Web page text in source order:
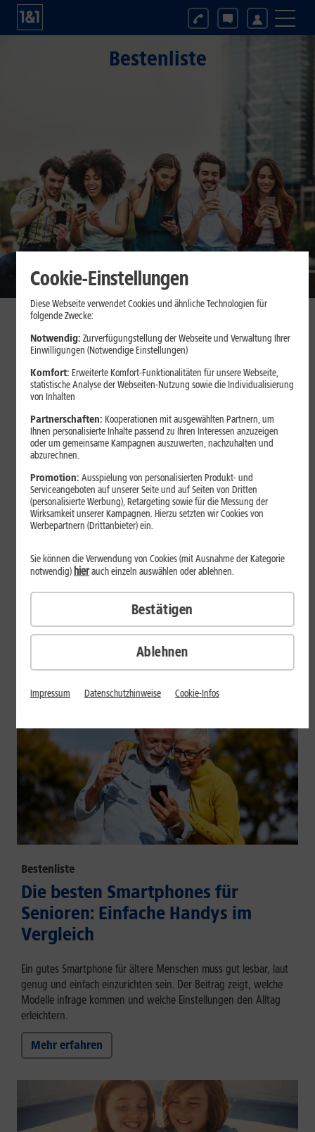
Bestenliste
Bestenliste
Smartphones mit langer
Akkulaufzeit 2026: Diese Modelle
halten im Alltag besonders lange
durch
Smartphones mit langer Akkulaufzeit sind 2026 gefragter denn
je. Der Artikel zeigt Modelle, die besonders lange durchhalten,
erklärt die wichtigsten Einflussfaktoren und vergleicht Geräte mit
großem Akku und hoher Energieeffizienz.
Mehr erfahren
Bestenliste
Die besten Smartphones für
Senioren: Einfache Handys im
Vergleich
Ein gutes Smartphone für ältere Menschen muss gut lesbar, laut
genug und einfach einzurichten sein. Der Beitrag zeigt, welche
Modelle infrage kommen und welche Einstellungen den Alltag
erleichtern.
Mehr erfahren
Cookie-Einstellungen
Diese Webseite verwendet Cookies und ähnliche Technologien für
folgende Zwecke:
Notwendig: Zurverfügungstellung der Webseite und Verwaltung Ihrer
Einwilligungen (Notwendige Einstellungen)
Komfort: Erweiterte Komfort-Funktionalitäten für unsere Webseite,
statistische Analyse der Webseiten-Nutzung sowie die Individualisierung
von Inhalten
Partnerschaften: Kooperationen mit ausgewählten Partnern, um
Ihnen personalisierte Inhalte passend zu Ihren Interessen anzuzeigen
oder um gemeinsame Kampagnen auszuwerten, nachzuhalten und
abzurechnen.
Promotion: Ausspielung von personalisierten Produkt- und
Serviceangeboten auf unserer Seite und auf Seiten von Dritten
(personalisierte Werbung), Retargeting sowie für die Messung der
Wirksamkeit unserer Kampagnen. Hierzu setzten wir Cookies von
Werbepartnern (Drittanbieter) ein.
Ablehnen
Sie können die Verwendung von Cookies (mit Ausnahme der Kategorie
notwendig) hierauch einzeln auswählen oder ablehnen.
Bestätigen
Impressum Datenschutzhinweise Cookie-Infos